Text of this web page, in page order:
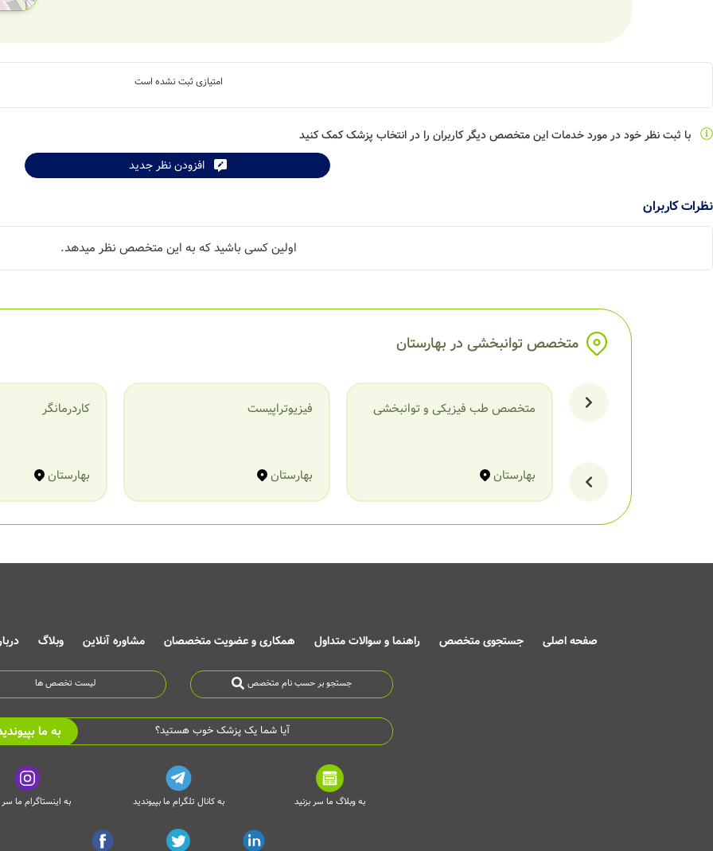
امتیازی ثبت نشده است
با ثبت نظر خود در مورد خدمات این متخصص دیگر کاربران را در انتخاب پزشک کمک کنید
افزودن نظر جدید
نظرات کاربران
اولین کسی باشید که به این متخصص نظر میدهد.
متخصص توانبخشی در بهارستان
متخصص طب فیزیکی و توانبخشی
بهارستان
فیزیوتراپیست
بهارستان
کاردرمانگر
بهارستان
صفحه اصلی جستجوی متخصص راهنما و سوالات متداول همکاری و عضویت متخصصان مشاوره آنلاین وبلاگ
جستجو بر حسب نام متخصص لیست تخصص ها
آیا شما یک پزشک خوب هستید؟ به ما
به وبلاگ ما سر بزنید به کانال تلگرام ما بپیوندید به اینستاگرام ما سر